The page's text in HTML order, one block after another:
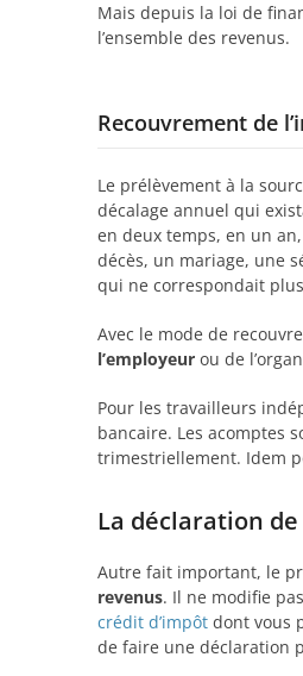
Mais depuis la loi de
l’ensemble des revenus.
Recouvrement de
Le prélèvement à la
décalage annuel qui
en deux temps, en un
décès, un mariage, une
qui ne correspondait
Avec le mode de
l’employeur ou de
Pour les travailleurs
bancaire. Les acomptes
trimestriellement. Idem
La déclaration
Autre fait important, le
revenus. Il ne modifie
crédit d’impôt dont vous
de faire une déclaration